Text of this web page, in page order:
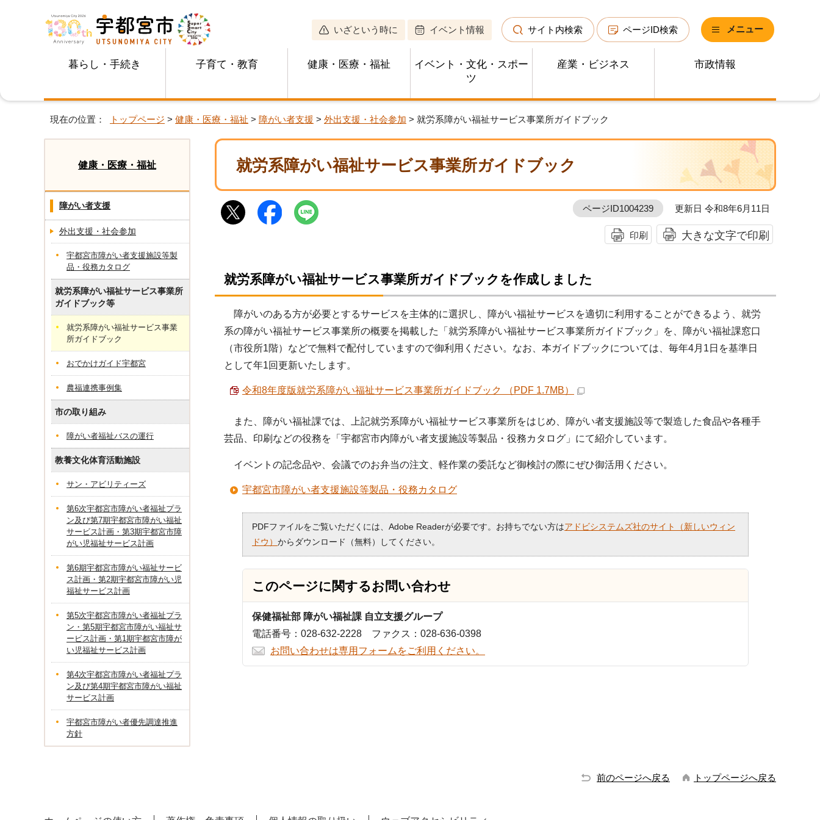
いざという時に イベント情報 サイト内検索 ページID検索 メニュー
暮らし・手続き 子育て・教育 健康・医療・福祉
イベント・文化・スポー
ツ
産業・ビジネス 市政情報
現在の位置： トップページ > 健康・医療・福祉 > 障がい者支援 > 外出支援・社会参加 > 就労系障がい福祉サービス事業所ガイドブック
就労系障がい福祉サービス事業所ガイドブック
ページID1004239 更新日 令和8年6月11日
印刷 大きな文字で印刷
就労系障がい福祉サービス事業所ガイドブックを作成しました
障がいのある方が必要とするサービスを主体的に選択し、障がい福祉サービスを適切に利用することができるよう、就労
系の障がい福祉サービス事業所の概要を掲載した「就労系障がい福祉サービス事業所ガイドブック」を、障がい福祉課窓口
（市役所1階）などで無料で配付していますので御利用ください。なお、本ガイドブックについては、毎年4月1日を基準日
として年1回更新いたします。
令和8年度版就労系障がい福祉サービス事業所ガイドブック （PDF 1.7MB）
また、障がい福祉課では、上記就労系障がい福祉サービス事業所をはじめ、障がい者支援施設等で製造した食品や各種手
芸品、印刷などの役務を「宇都宮市内障がい者支援施設等製品・役務カタログ」にて紹介しています。
イベントの記念品や、会議でのお弁当の注文、軽作業の委託など御検討の際にぜひ御活用ください。
宇都宮市障がい者支援施設等製品・役務カタログ
PDFファイルをご覧いただくには、Adobe Readerが必要です。お持ちでない方はアドビシステムズ社のサイト（新しいウィン
ドウ） からダウンロード（無料）してください。
このページに関するお問い合わせ
保健福祉部 障がい福祉課 自立支援グループ
電話番号：028-632-2228 ファクス：028-636-0398
お問い合わせは専用フォームをご利用ください。
健康・医療・福祉
障がい者支援
外出支援・社会参加
宇都宮市障がい者支援施設等製
品・役務カタログ
就労系障がい福祉サービス事業所
ガイドブック等
就労系障がい福祉サービス事業
所ガイドブック
おでかけガイド宇都宮
農福連携事例集
市の取り組み
障がい者福祉バスの運行
教養文化体育活動施設
サン・アビリティーズ
第6次宇都宮市障がい者福祉プラ
ン及び第7期宇都宮市障がい福祉
サービス計画・第3期宇都宮市障
がい児福祉サービス計画
第6期宇都宮市障がい福祉サービ
ス計画・第2期宇都宮市障がい児
福祉サービス計画
第5次宇都宮市障がい者福祉プラ
ン・第5期宇都宮市障がい福祉サ
ービス計画・第1期宇都宮市障が
い児福祉サービス計画
第4次宇都宮市障がい者福祉プラ
ン及び第4期宇都宮市障がい福祉
サービス計画
宇都宮市障がい者優先調達推進
方針
前のページへ戻る トップページへ戻る